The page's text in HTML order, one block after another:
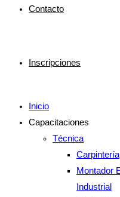
Contacto
Inscripciones
Inicio
Capacitaciones
Técnica
Carpintería
Montador
Industrial